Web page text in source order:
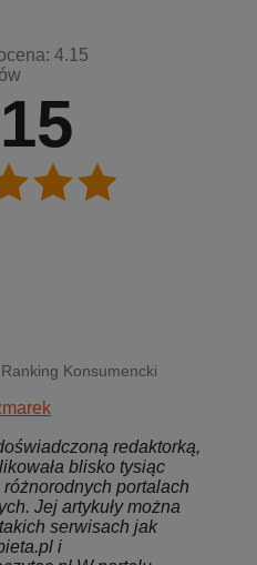
4.15
Konsumencki
redaktorką,
blisko tysiąc
portalach
Jej artykuły można
serwisach jak
i